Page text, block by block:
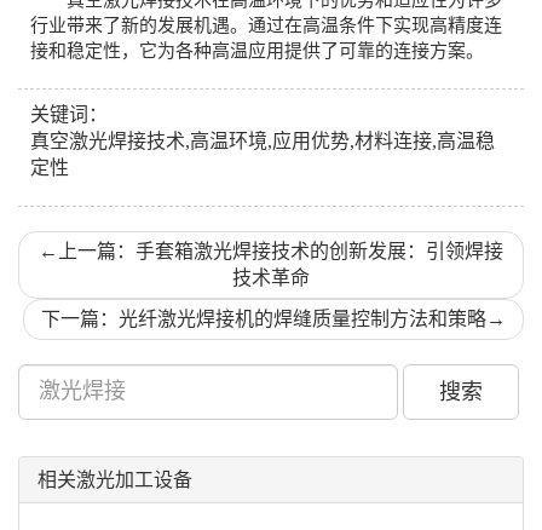
行业带来了新的发展机遇。通过在高温条件下实现高精度连
接和稳定性，它为各种高温应用提供了可靠的连接方案。
关键词：
真空激光焊接技术,高温环境,应用优势,材料连接,高温稳
定性
←
上一篇：手套箱激光焊接技术的创新发展：引领焊接
技术革命
下一篇：光纤激光焊接机的焊缝质量控制方法和策略→
搜索
相关激光加工设备